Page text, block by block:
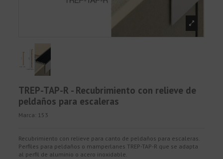
TREP-TAP-R - Recubrimiento con relieve de
peldaños para escaleras
Marca: 153
Recubrimiento con relieve para canto de peldaños para escaleras.
Perfiles para peldaños o mamperlanes TREP-TAP-R que se adapta
al perfil de aluminio o acero inoxidable.